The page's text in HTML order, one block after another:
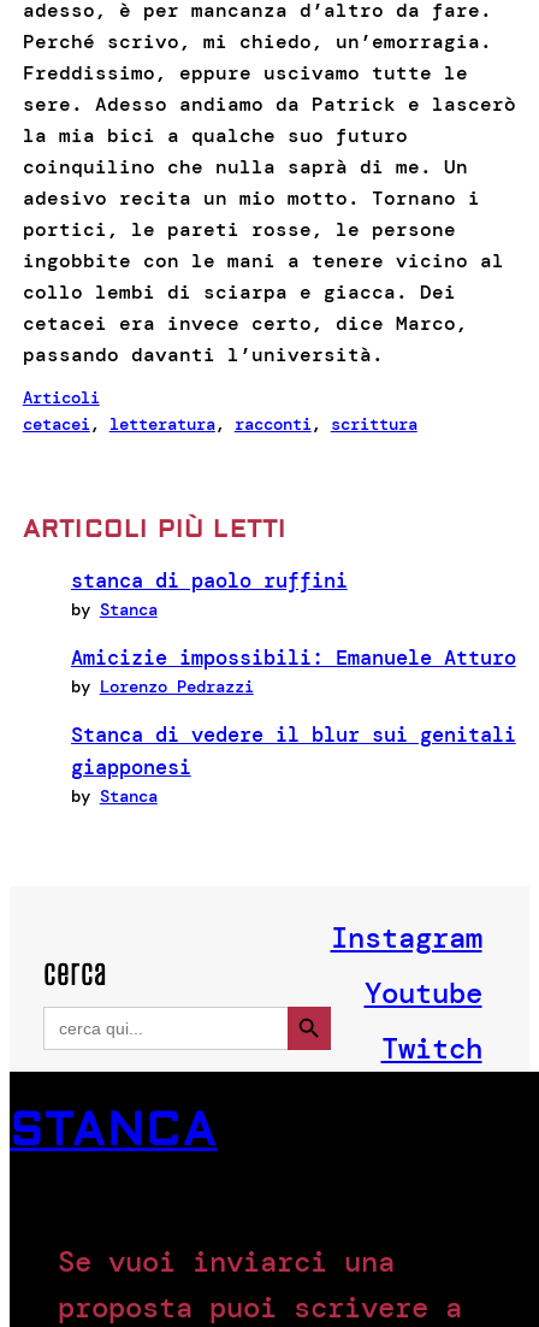
adesso, è per mancanza d’altro da fare.
Perché scrivo, mi chiedo, un’emorragia.
Freddissimo, eppure uscivamo tutte le
sere. Adesso andiamo da Patrick e lascerò
la mia bici a qualche suo futuro
coinquilino che nulla saprà di me. Un
adesivo recita un mio motto. Tornano i
portici, le pareti rosse, le persone
ingobbite con le mani a tenere vicino al
collo lembi di sciarpa e giacca. Dei
cetacei era invece certo, dice Marco,
passando davanti l’università.
Articoli
cetacei, letteratura, racconti, scrittura
ARTICOLI PIÙ LETTI
stanca di paolo ruffini
by Stanca
Amicizie impossibili: Emanuele Atturo
by Lorenzo Pedrazzi
Stanca di vedere il blur sui genitali
giapponesi
by Stanca
cerca
Search
for:
Search Button
Instagram
Youtube
Twitch
STANCA
Se vuoi inviarci una
proposta puoi scrivere a